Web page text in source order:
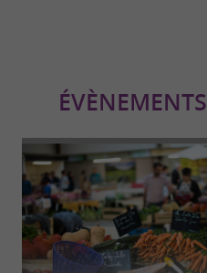
ÉVÈNEMENTS